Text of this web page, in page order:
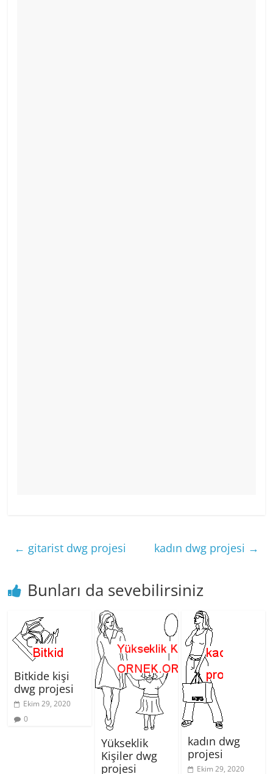
← gitarist dwg projesi kadın dwg projesi →
Bunları da sevebilirsiniz
Bitkide kişi
dwg projesi
Ekim 29, 2020
0
Yükseklik
Kişiler dwg
projesi
kadın dwg
projesi
Ekim 29, 2020